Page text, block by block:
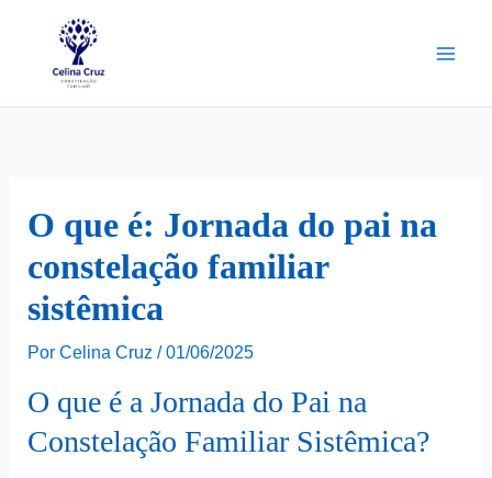
O que é: Jornada do pai na
constelação familiar
sistêmica
Por Celina Cruz / 01/06/2025
O que é a Jornada do Pai na
Constelação Familiar Sistêmica?